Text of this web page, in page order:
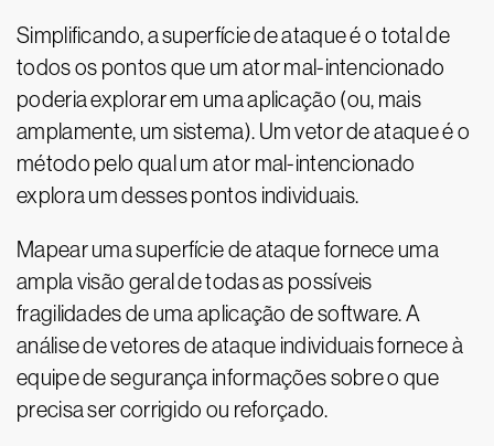
Simplificando, a superfície de ataque é o total de
todos os pontos que um ator mal-intencionado
poderia explorar em uma aplicação (ou, mais
amplamente, um sistema). Um vetor de ataque é o
método pelo qual um ator mal-intencionado
explora um desses pontos individuais.
Mapear uma superfície de ataque fornece uma
ampla visão geral de todas as possíveis
fragilidades de uma aplicação de software. A
análise de vetores de ataque individuais fornece à
equipe de segurança informações sobre o que
precisa ser corrigido ou reforçado.